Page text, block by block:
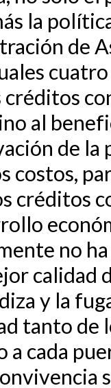
la
de
créditos
al
de la
costos,
créditos
no
calidad
y la
tanto de
a cada